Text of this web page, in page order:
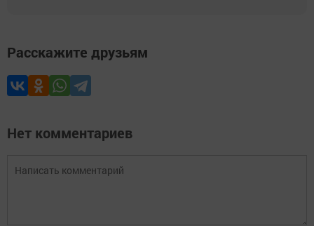
Расскажите друзьям
Нет комментариев